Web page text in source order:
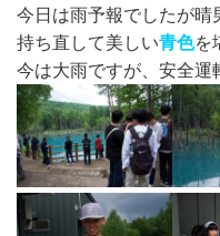
今日は雨予報でしたが晴
持ち直して美しい青色を
今は大雨ですが、安全運